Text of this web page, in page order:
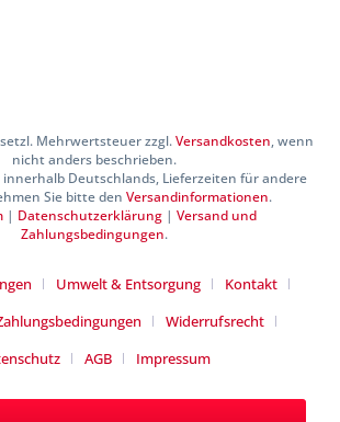
Mehrwertsteuer zzgl.Versandkosten, wenn
nicht anders beschrieben.
Deutschlands, Lieferzeiten für andere
Sie bitte den Versandinformationen.
| Datenschutzerklärung | Versand und
Zahlungsbedingungen.
Umwelt & Entsorgung
Kontakt
Widerrufsrecht
AGB Impressum